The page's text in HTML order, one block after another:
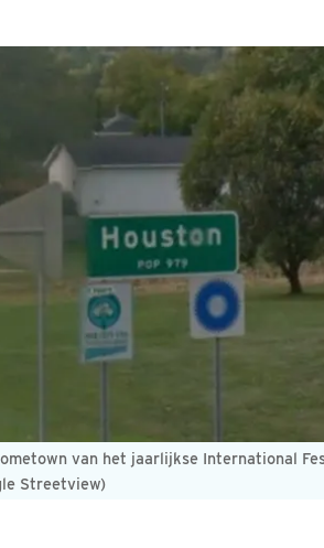
van het jaarlijkse International
Streetview)